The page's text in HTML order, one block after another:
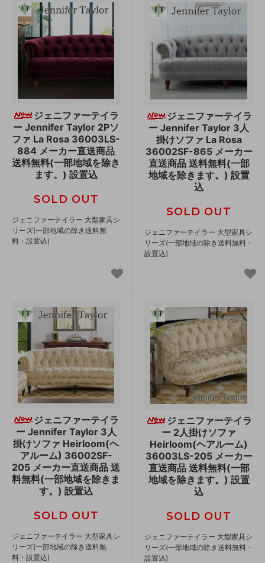
ジェニファーテイラ
ー Jennifer Taylor 2Pソ
ファ La Rosa 36003LS-
884 メーカー直送商品
送料無料(一部地域を除き
ます。) 設置込
SOLD OUT
ジェニファーテイラー 大型家具シ
リーズ(一部地域の除き送料無
料・設置込)
ジェニファーテイラ
ー Jennifer Taylor 3人
掛けソファ La Rosa
36002SF-865 メーカー
直送商品 送料無料(一部
地域を除きます。) 設置
込
SOLD OUT
ジェニファーテイラー 大型家具シ
リーズ(一部地域の除き送料無料・
設置込)
ジェニファーテイラ
ー Jennifer Taylor 3人
掛けソファ Heirloom(ヘ
アルーム) 36002SF-
205 メーカー直送商品 送
料無料(一部地域を除きま
す。) 設置込
SOLD OUT
ジェニファーテイラー 大型家具シ
リーズ(一部地域の除き送料無
料・設置込)
ジェニファーテイラ
ー 2人掛けソファ
Heirloom(ヘアルーム)
36003LS-205 メーカー
直送商品 送料無料(一部
地域を除きます。) 設置
込
SOLD OUT
ジェニファーテイラー 大型家具シ
リーズ(一部地域の除き送料無料・
設置込)